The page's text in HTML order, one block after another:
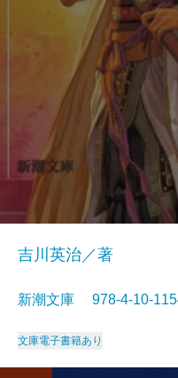
吉川英治／著
新潮文庫 978-4-10-
文庫電子書籍あり